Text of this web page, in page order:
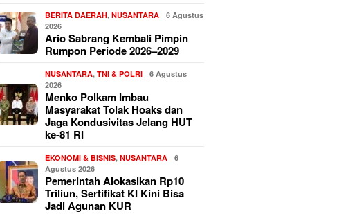
BERITA DAERAH,NUSANTARA
6 Agustus
2026
Ario Sabrang Kembali Pimpin
Rumpon Periode 2026–2029
NUSANTARA,TNI & POLRI
6 Agustus
2026
Menko Polkam Imbau
Masyarakat Tolak Hoaks dan
Jaga Kondusivitas Jelang HUT
ke-81 RI
EKONOMI & BISNIS,NUSANTARA
6
Agustus 2026
Pemerintah Alokasikan Rp10
Triliun, Sertifikat KI Kini Bisa
Jadi Agunan KUR